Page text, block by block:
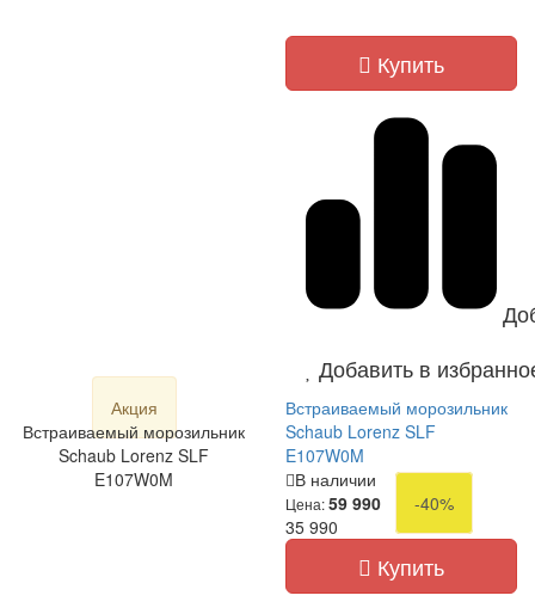
Купить
Добавить в
Акция
Встраиваемый морозильник
Schaub Lorenz SLF
E107W0M
Встраиваемый морозильник
Schaub Lorenz SLF
E107W0M
В наличии
Цена:59 990
-40%
35 990
Купить